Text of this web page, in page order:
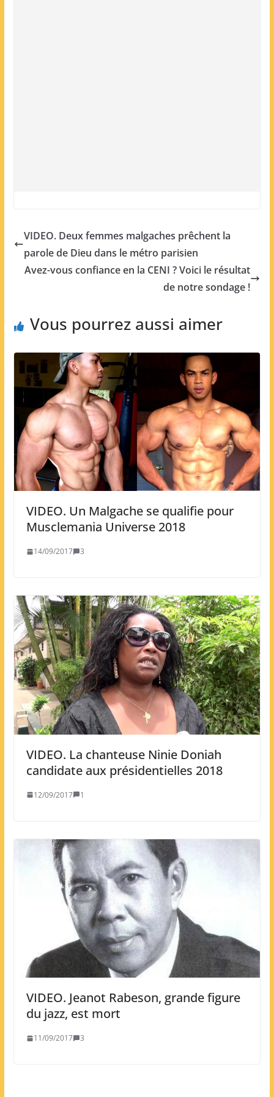
VIDEO. Deux femmes malgaches prêchent la
parole de Dieu dans le métro parisien
Avez-vous confiance en la CENI ? Voici le résultat
de notre sondage !
Vous pourrez aussi aimer
VIDEO. Un Malgache se qualifie pour
Musclemania Universe 2018
14/09/2017 3
VIDEO. La chanteuse Ninie Doniah
candidate aux présidentielles 2018
12/09/2017 1
VIDEO. Jeanot Rabeson, grande figure
du jazz, est mort
11/09/2017 3